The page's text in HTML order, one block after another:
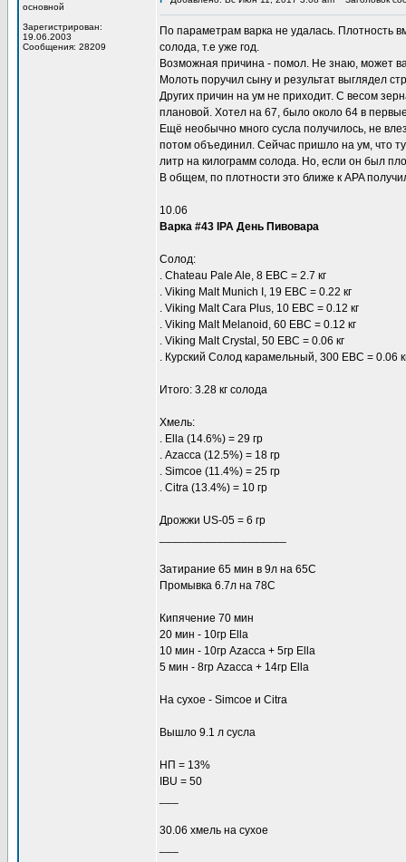
основной
Зарегистрирован:
19.06.2003
Сообщения: 28209
По параметрам варка не удалась. Плотность
солода, т.е уже год.
Возможная причина - помол. Не знаю, может
Молоть поручил сыну и результат выглядел
Других причин на ум не приходит. С весом
плановой. Хотел на 67, было около 64 в
Ещё необычно много сусла получилось, не
потом объединил. Сейчас пришло на ум, что
литр на килограмм солода. Но, если он был
В общем, по плотности это ближе к APA
10.06
Варка #43 IPA День Пивовара
Солод:
. Chateau Pale Ale, 8 EBC = 2.7 кг
. Viking Malt Munich I, 19 EBC = 0.22 кг
. Viking Malt Cara Plus, 10 EBC = 0.12 кг
. Viking Malt Melanoid, 60 EBC = 0.12 кг
. Viking Malt Crystal, 50 EBC = 0.06 кг
. Курский Солод карамельный, 300 EBC = 0.06
Итого: 3.28 кг солода
Хмель:
. Ella (14.6%) = 29 гр
. Azacca (12.5%) = 18 гр
. Simcoe (11.4%) = 25 гр
. Citra (13.4%) = 10 гр
Дрожжи US-05 = 6 гр
Затирание 65 мин в 9л на 65С
Промывка 6.7л на 78C
Кипячение 70 мин
20 мин - 10гр Ella
10 мин - 10гр Azacca + 5гр Ella
5 мин - 8гр Azacca + 14гр Ella
На сухое - Simcoe и Citra
Вышло 9.1 л сусла
НП = 13%
IBU = 50
30.06 хмель на сухое